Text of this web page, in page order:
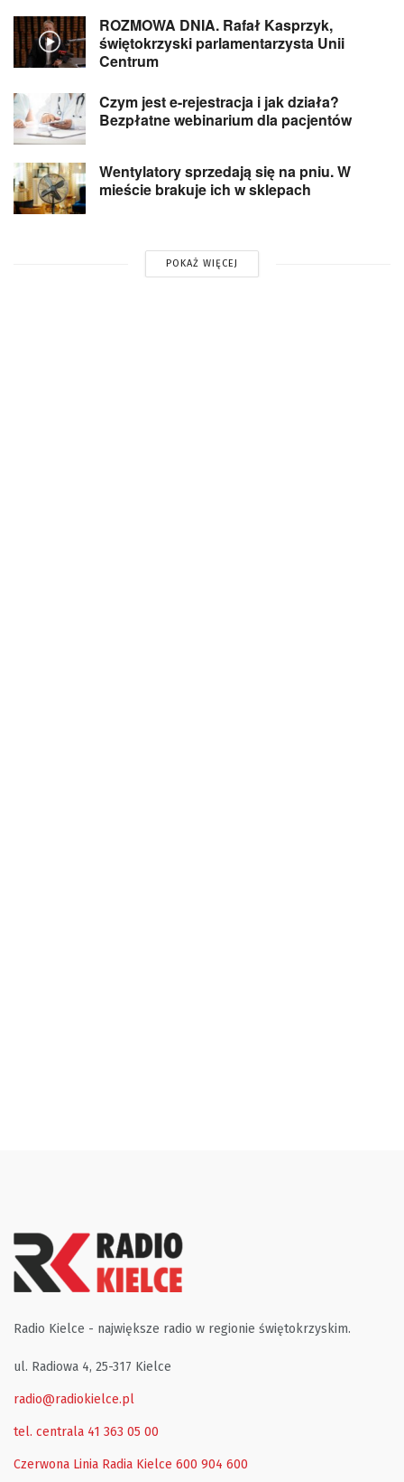
ROZMOWA DNIA. Rafał Kasprzyk,
świętokrzyski parlamentarzysta Unii
Centrum
Czym jest e-rejestracja i jak działa?
Bezpłatne webinarium dla pacjentów
Wentylatory sprzedają się na pniu. W
mieście brakuje ich w sklepach
POKAŻ WIĘCEJ
Radio Kielce - największe radio w regionie świętokrzyskim.
ul. Radiowa 4, 25-317 Kielce
radio@radiokielce.pl
tel. centrala 41 363 05 00
Czerwona Linia Radia Kielce 600 904 600